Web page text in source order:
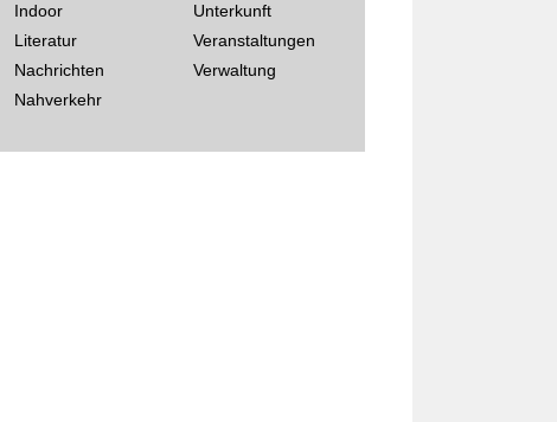
Indoor
Literatur
Nachrichten
Nahverkehr
Unterkunft
Veranstaltungen
Verwaltung